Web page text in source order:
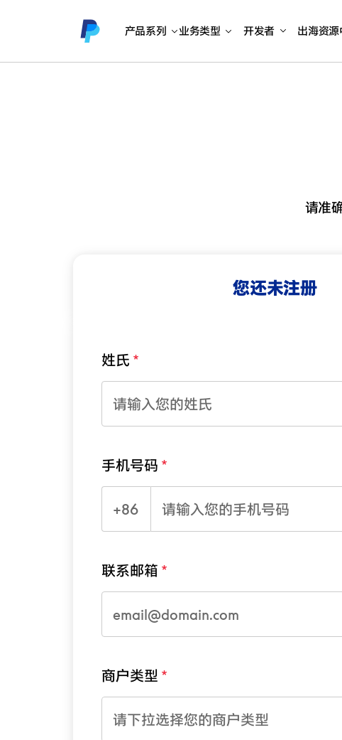
产品系列 业务类型 开发者 出海资源
请准
您还未注册
姓氏
手机号码
+86
联系邮箱
商户类型
请下拉选择您的商户类型